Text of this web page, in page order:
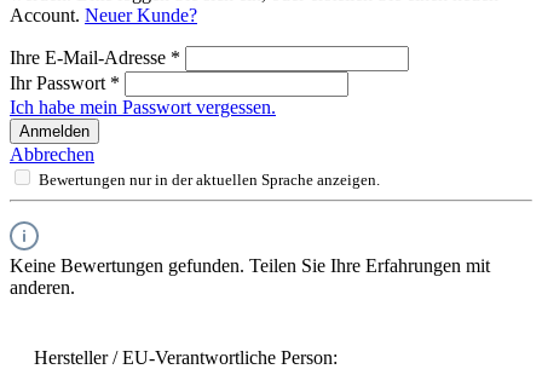
Account. Neuer Kunde?
Ihre E-Mail-Adresse *
Ihr Passwort *
Ich habe mein Passwort vergessen.
Anmelden
Abbrechen
Bewertungen nur in der aktuellen Sprache anzeigen.
Keine Bewertungen gefunden. Teilen Sie Ihre Erfahrungen mit
anderen.
Hersteller / EU-Verantwortliche Person: